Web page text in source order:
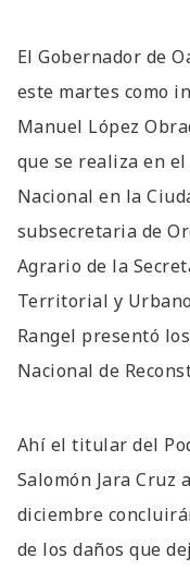
El Gobernador de
este martes como
Manuel López
que se realiza en
Nacional en la
subsecretaria de
Agrario de la
Territorial y
Rangel presentó
Nacional de
Ahí el titular del
Salomón Jara Cruz
diciembre
de los daños que